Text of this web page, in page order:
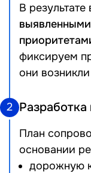
В
фиксируем
они
2
План
основании
дорожную